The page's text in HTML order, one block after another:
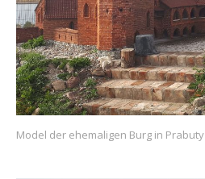
Model der ehemaligen Burg in Prabuty